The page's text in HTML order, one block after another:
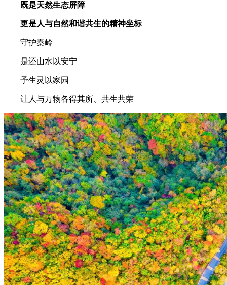
既是天然生态屏障
更是人与自然和谐共生的精神坐标
守护秦岭
是还山水以安宁
予生灵以家园
让人与万物各得其所、共生共荣